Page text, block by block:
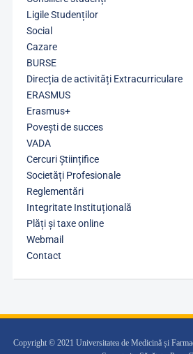
Ligile Studenților
Social
Cazare
BURSE
Direcția de activități Extracurriculare
ERASMUS
Erasmus+
Povești de succes
VADA
Cercuri Științifice
Societăți Profesionale
Reglementări
Integritate Instituțională
Plăți și taxe online
Webmail
Contact
Copyright © 2021 Universitatea de Medicină și